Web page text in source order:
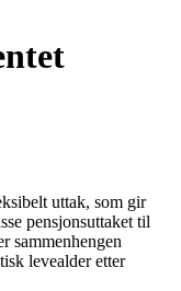
uttak, som gir
pensjonsuttaket til
sammenhengen
levealder etter